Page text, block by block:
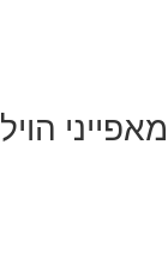
מאפייני